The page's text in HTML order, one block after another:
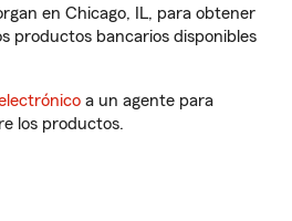
en Chicago, IL, para obtener
productos bancarios disponibles
a un agente para
los productos.